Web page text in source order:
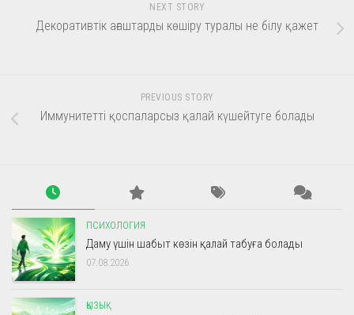
NEXT STORY
Декоративтік ағаштарды көшіру туралы не білу қажет
PREVIOUS STORY
Иммунитетті қоспаларсыз қалай күшейтуге болады
ПСИХОЛОГИЯ
Даму үшін шабыт көзін қалай табуға болады
07.08.2026
ҚЫЗЫҚ